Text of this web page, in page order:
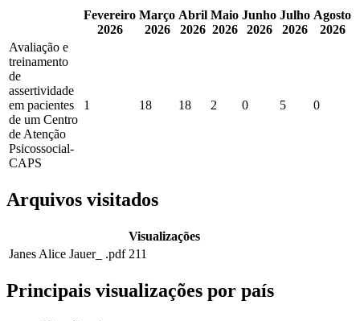
Fevereiro
2026
Março
2026
Abril
2026
Maio
2026
Junho
2026
Julho
2026
Agosto
2026
Avaliação e
treinamento
de
assertividade
em pacientes
de um Centro
de Atenção
Psicossocial-
CAPS
1 18 18 2 0 5 0
Arquivos visitados
Visualizações
Janes Alice Jauer_ .pdf 211
Principais visualizações por país